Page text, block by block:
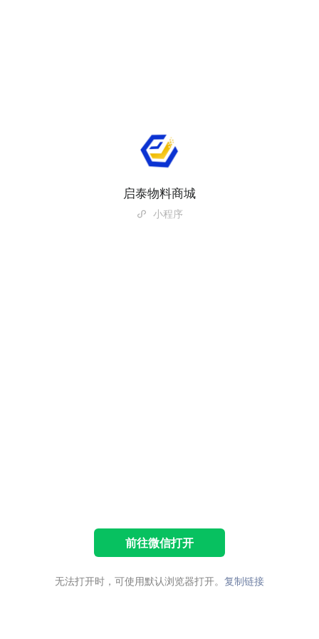
启泰物料商城
小程序
前往微信打开
无法打开时，可使用默认浏览器打开。 复制链接